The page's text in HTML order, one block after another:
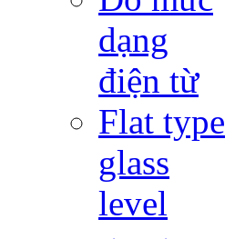
dạng
điện từ
Flat type
glass
level